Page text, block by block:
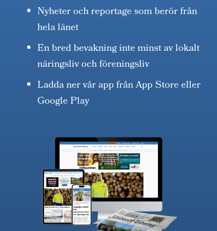
Nyheter och reportage som berör från
hela länet
En bred bevakning inte minst av lokalt
näringsliv och föreningsliv
Ladda ner vår app från App Store eller
Google Play